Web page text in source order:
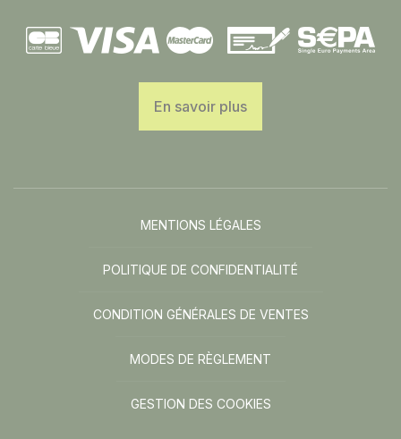
En savoir plus
MENTIONS LÉGALES
POLITIQUE DE CONFIDENTIALITÉ
CONDITION GÉNÉRALES DE VENTES
MODES DE RÈGLEMENT
GESTION DES COOKIES